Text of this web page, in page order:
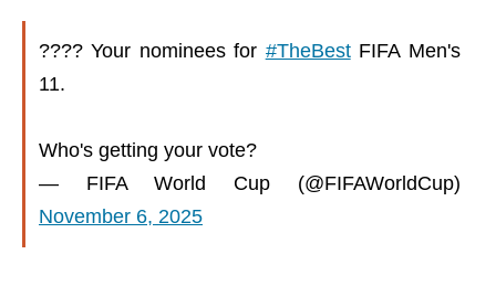
???? Your nominees for #TheBestFIFA Men's
11.
Who's getting your vote?
— FIFA World Cup (@FIFAWorldCup)
November 6, 2025